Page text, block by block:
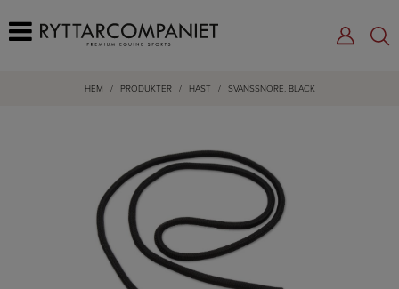
HEM / PRODUKTER / HÄST / SVANSSNÖRE, BLACK